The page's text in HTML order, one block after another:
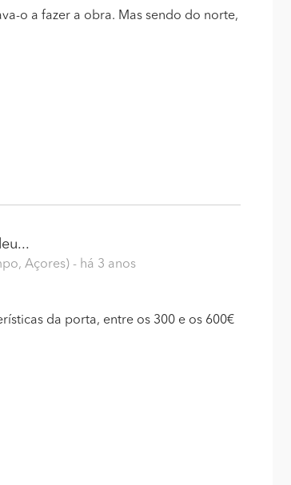
o a fazer a obra. Mas sendo do norte,
Açores) - há 3 anos
da porta, entre os 300 e os 600€